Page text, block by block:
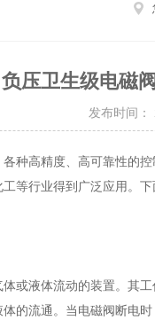
负压卫生级电磁
发布时间
高精度、高可靠性的控
等行业得到广泛应用。
液体流动的装置。其工
的流通。当电磁阀断电